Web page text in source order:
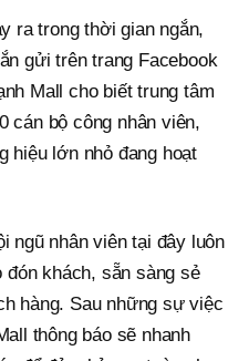
ra trong thời gian ngắn,
gửi trên trang Facebook
Mall cho biết trung tâm
cán bộ công nhân viên,
hiệu lớn nhỏ đang hoạt
ngũ nhân viên tại đây luôn
đón khách, sẵn sàng sẻ
hàng. Sau những sự việc
thông báo sẽ nhanh